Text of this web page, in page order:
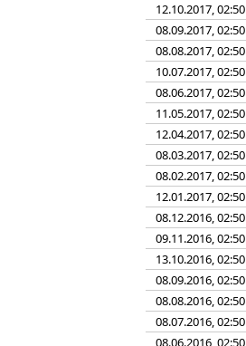
12.10.2017, 02:50
08.09.2017, 02:50
08.08.2017, 02:50
10.07.2017, 02:50
08.06.2017, 02:50
11.05.2017, 02:50
12.04.2017, 02:50
08.03.2017, 02:50
08.02.2017, 02:50
12.01.2017, 02:50
08.12.2016, 02:50
09.11.2016, 02:50
13.10.2016, 02:50
08.09.2016, 02:50
08.08.2016, 02:50
08.07.2016, 02:50
08.06.2016, 02:50